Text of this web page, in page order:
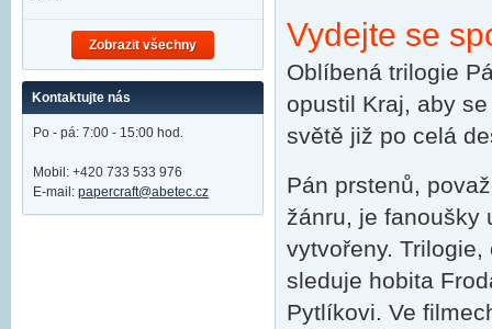
Vydejte se
Oblíbená trilogie
opustil Kraj, aby
světě již po celá
Pán prstenů,
žánru, je fanoušky
vytvořeny.
sleduje hobita
Pytlíkovi. Ve
Zobrazit všechny
Kontaktujte nás
Po - pá: 7:00 - 15:00 hod.
Mobil: +420 733 533 976
E-mail: papercraft@abetec.cz